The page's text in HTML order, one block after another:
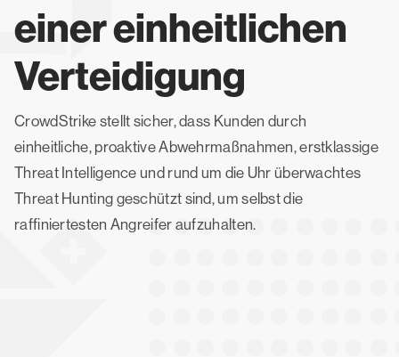
einer einheitlichen
Verteidigung
CrowdStrike stellt sicher, dass Kunden durch
einheitliche, proaktive Abwehrmaßnahmen, erstklassige
Threat Intelligence und rund um die Uhr überwachtes
Threat Hunting geschützt sind, um selbst die
raffiniertesten Angreifer aufzuhalten.